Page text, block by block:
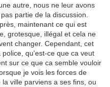
autre, nous ne leur avons
partie de la discussion.
maintenant ce qui est
grotesque, illégal et cela ne
changer. Cependant, cet
qu'est-ce que ca veut
sur ce que ca semble vouloir
je vois les forces de
ville parviens a ses fins, ou